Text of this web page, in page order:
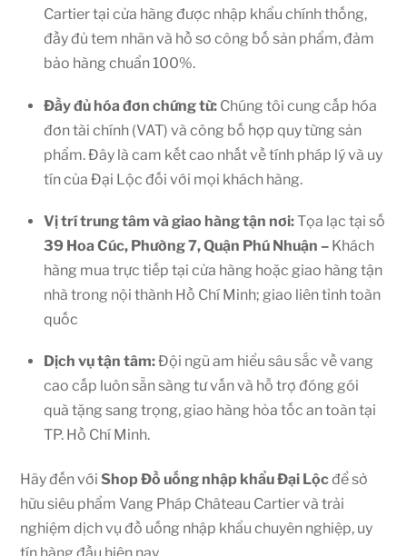
Cartiertại cửa hàng được nhập khẩu chính thống,
đầy đủ tem nhãn và hồ sơ công bố sản phẩm, đảm
bảo hàng chuẩn 100%.
Đầy đủ hóa đơn chứng từ: Chúng tôi cung cấp hóa
đơn tài chính (VAT) và công bố hợp quy từng sản
phẩm. Đây là cam kết cao nhất về tính pháp lý và uy
tín của Đại Lộc đối với mọi khách hàng.
Vị trí trung tâm và giao hàng tận nơi:Tọa lạc tại số
39 Hoa Cúc, Phường 7, Quận Phú Nhuận – Khách
hàng mua trực tiếp tại cửa hàng hoặc giao hàng tận
nhà trong nội thành Hồ Chí Minh; giao liên tỉnh toàn
quốc
Dịch vụ tận tâm:Đội ngũ am hiểu sâu sắc về vang
cao cấp luôn sẵn sàng tư vấn và hỗ trợ đóng gói
quà tặng sang trọng, giao hàng hỏa tốc an toàn tại
TP. Hồ Chí Minh.
Hãy đến vớiShopĐồ uống nhập khẩu Đại Lộcđể sở
hữu siêu phẩm Vang Pháp Château Cartier và trải
nghiệm dịch vụ đồ uống nhập khẩu chuyên nghiệp, uy